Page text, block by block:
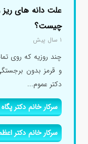
علت دانه های
چیست؟
۱ سال پیش
چند روزیه که روی
و قرمز بدون
دکتر عموم...
سرکار خانم دکتر
سرکار خانم دکتر